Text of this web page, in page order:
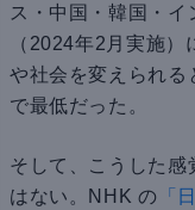
ス・中国・韓国・イ
（2024年2月実施
や社会を変えられる
で最低だった。
そして、こうした
はない。NHK の 「